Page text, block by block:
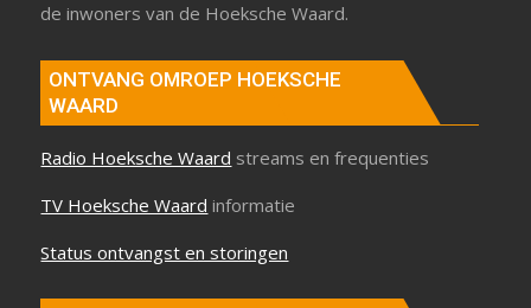
de inwoners van de Hoeksche Waard.
ONTVANG OMROEP HOEKSCHE
WAARD
Radio Hoeksche Waard streams en frequenties
TV Hoeksche Waard informatie
Status ontvangst en storingen